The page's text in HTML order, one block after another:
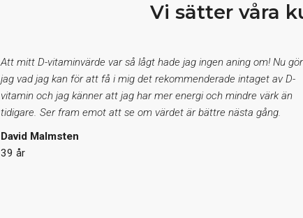
Vi sätter våra
Att mitt D-vitaminvärde var så lågt hade jag ingen aning om! Nu gör
jag vad jag kan för att få i mig det rekommenderade intaget av D-
vitamin och jag känner att jag har mer energi och mindre värk än
tidigare. Ser fram emot att se om värdet är bättre nästa gång.
David Malmsten
39 år